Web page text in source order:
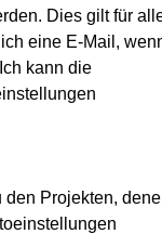
Dies gilt für
eine E-Mail,
kann die
Projekten,